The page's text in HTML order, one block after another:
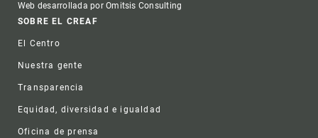
Web desarrollada por Omitsis Consulting
Footer
SOBRE EL CREAF
El Centro
Nuestra gente
Transparencia
Equidad, diversidad e igualdad
Oficina de prensa